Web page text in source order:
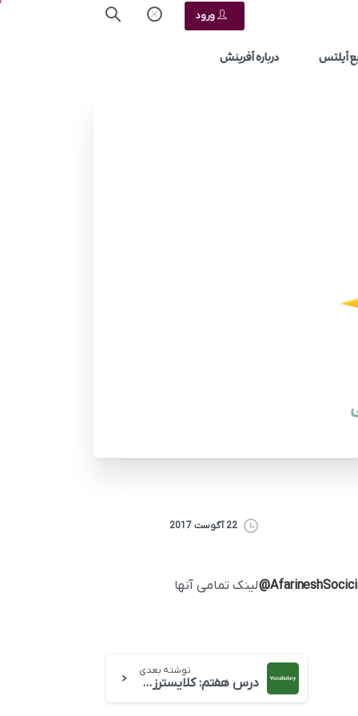
ورود
آیلتس درباره آفرینش
22 آگوست 2017
لینک تمامی آنها
نوشته بعدی
درس هفتم: کلایسترز مسابقه نهایی تنیس آزاد آمریکا را برد